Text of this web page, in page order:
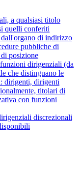
a qualsiasi titolo
quelli conferiti
di indirizzo
pubbliche di
posizione
dirigenziali (da
che distinguano le
dirigenti, dirigenti
titolari di
con funzioni
discrezionali